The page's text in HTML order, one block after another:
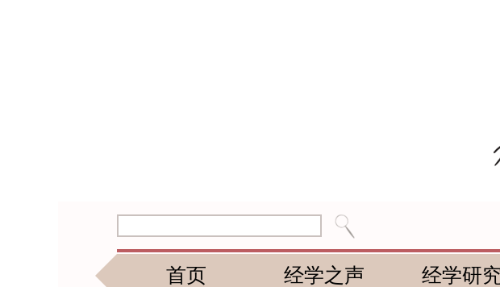
首页 经学之声 经学研